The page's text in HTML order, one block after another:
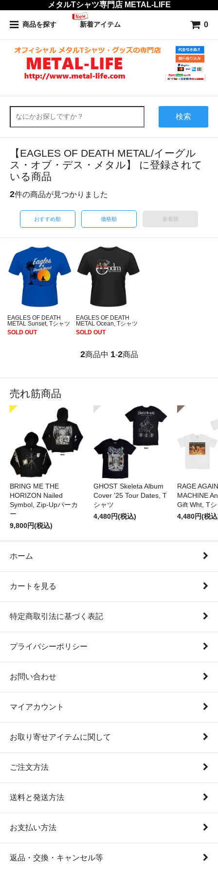
メタルTシャツ専門店 METAL-LIFE
商品を探す 新着アイテム 0
検索
【EAGLES OF DEATH METAL/イーグル
ス・オブ・デス・メタル】 に登録されて
いる商品
2件の商品が見つかりました
おすすめ順 価格順 新着順
EAGLES OF DEATH
METAL Sunset, Tシャツ
SOLD OUT
EAGLES OF DEATH
METAL Ocean, Tシャツ
SOLD OUT
2商品中 1-2商品
売れ筋商品
BRING ME THE
HORIZON Nailed
Symbol, Zip-Upパーカ
ー
9,800円(税込)
GHOST Skeleta Album
Cover '25 Tour Dates, T
シャツ
4,480円(税込)
RAGE
MACHINE
Gift Wht, T
4,480円(税
ホーム
カートを見る
特定商取引法に基づく表記
プライバシーポリシー
お問い合わせ
マイアカウント
お取り寄せアイテムに関して
ご注文方法
送料と発送方法
お支払い方法
返品・交換・キャンセル等